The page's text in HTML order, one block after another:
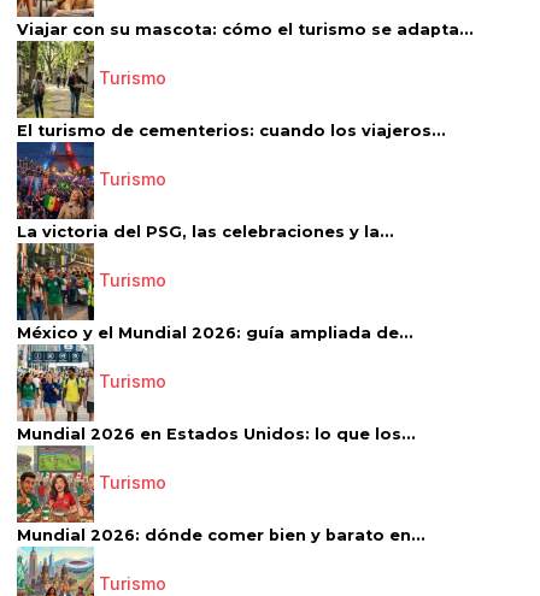
Viajar con su mascota: cómo el turismo se adapta...
Turismo
El turismo de cementerios: cuando los viajeros...
Turismo
La victoria del PSG, las celebraciones y la...
Turismo
México y el Mundial 2026: guía ampliada de...
Turismo
Mundial 2026 en Estados Unidos: lo que los...
Turismo
Mundial 2026: dónde comer bien y barato en...
Turismo